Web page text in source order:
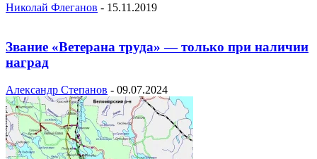
Николай Флеганов - 15.11.2019
Звание «Ветерана труда» — только при наличии
наград
Александр Степанов - 09.07.2024